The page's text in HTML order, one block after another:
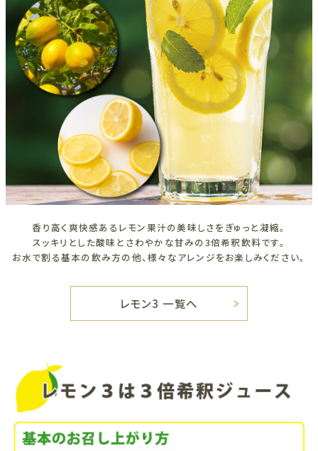
香り高く爽快感あるレモン果汁の美味しさをぎゅっと凝縮。
スッキリとした酸味とさわやかな甘みの3倍希釈飲料です。
お水で割る基本の飲み方の他、様々なアレンジをお楽しみください。
レモン3 一覧へ